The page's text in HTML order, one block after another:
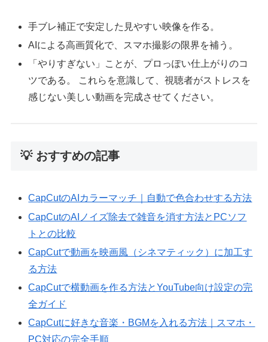
手ブレ補正で安定した見やすい映像を作る。
AIによる高画質化で、スマホ撮影の限界を補う。
「やりすぎない」ことが、プロっぽい仕上がりのコ
ツである。 これらを意識して、視聴者がストレスを
感じない美しい動画を完成させてください。
💡 おすすめの記事
CapCutのAIカラーマッチ｜自動で色合わせする方法
CapCutのAIノイズ除去で雑音を消す方法とPCソフ
トとの比較
CapCutで動画を映画風（シネマティック）に加工す
る方法
CapCutで横動画を作る方法とYouTube向け設定の完
全ガイド
CapCutに好きな音楽・BGMを入れる方法｜スマホ・
PC対応の完全手順